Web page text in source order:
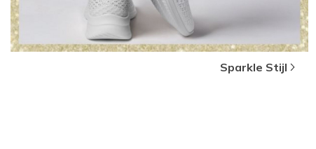
Sparkle Stijl